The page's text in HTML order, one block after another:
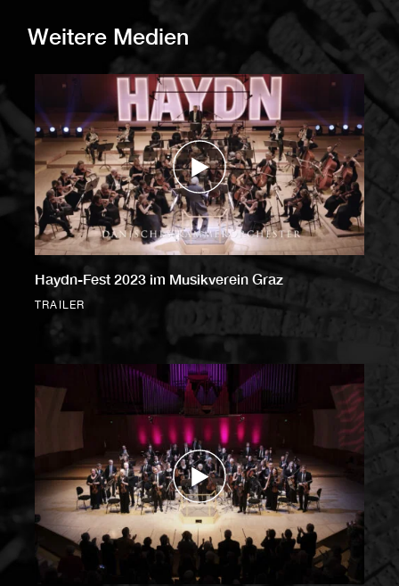
Weitere Medien
Haydn-Fest 2023 im Musikverein Graz
TRAILER